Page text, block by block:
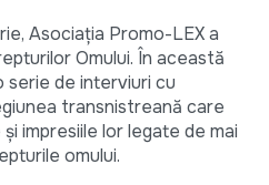
Asociația Promo-LEX a
Omului. În această
serie de interviuri cu
transnistreană care
impresiile lor legate de mai
omului.